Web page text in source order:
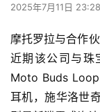
2025年7月11日 23:28
摩托罗拉与合作
近期该公司与珠
Moto Buds
耳机，施华洛世